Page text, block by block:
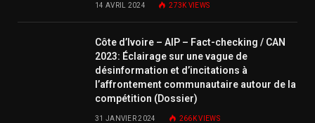
14 AVRIL 2024 273K VIEWS
Côte d’Ivoire – AIP – Fact-checking / CAN
2023: Éclairage sur une vague de
désinformation et d’incitations à
l’affrontement communautaire autour de la
compétition (Dossier)
31 JANVIER 2024 266KVIEWS